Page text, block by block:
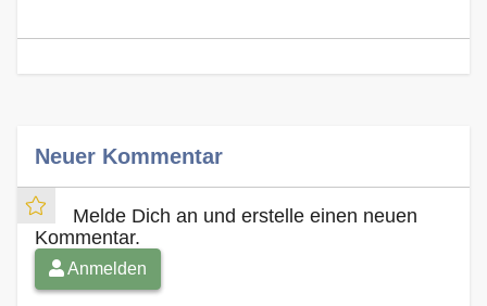
Neuer Kommentar
Melde Dich an und erstelle einen neuen
Kommentar.
Anmelden